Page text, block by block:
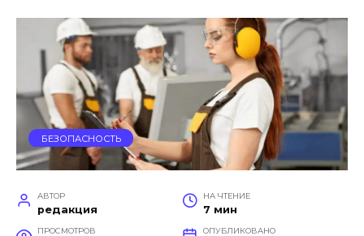
БЕЗОПАСНОСТЬ
АВТОР
редакция
НА ЧТЕНИЕ
7 мин
ПРОСМОТРОВ ОПУБЛИКОВАНО